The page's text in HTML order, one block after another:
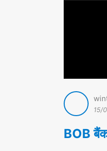
15/
BOB